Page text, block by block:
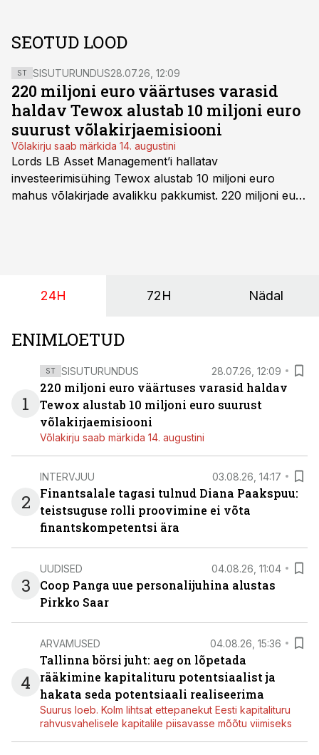
SEOTUD LOOD
ST SISUTURUNDUS28.07.26, 12:09
220 miljoni euro väärtuses varasid
haldav Tewox alustab 10 miljoni euro
suurust võlakirjaemisiooni
Võlakirju saab märkida 14. augustini
Lords LB Asset Management’i hallatav
investeerimisühing Tewox alustab 10 miljoni euro
mahus võlakirjade avalikku pakkumist. 220 miljoni euro
24H 72H Nädal
ENIMLOETUD
1
ST SISUTURUNDUS 28.07.26, 12:09
220 miljoni euro väärtuses varasid haldav
Tewox alustab 10 miljoni euro suurust
võlakirjaemisiooni
Võlakirju saab märkida 14. augustini
2
INTERVJUU 03.08.26, 14:17
Finantsalale tagasi tulnud Diana Paakspuu:
teistsuguse rolli proovimine ei võta
finantskompetentsi ära
3
UUDISED 04.08.26, 11:04
Coop Panga uue personalijuhina alustas
Pirkko Saar
4
ARVAMUSED 04.08.26, 15:36
Tallinna börsi juht: aeg on lõpetada
rääkimine kapitalituru potentsiaalist ja
hakata seda potentsiaali realiseerima
Suurus loeb. Kolm lihtsat ettepanekut Eesti kapitalituru
rahvusvahelisele kapitalile piisavasse mõõtu viimiseks